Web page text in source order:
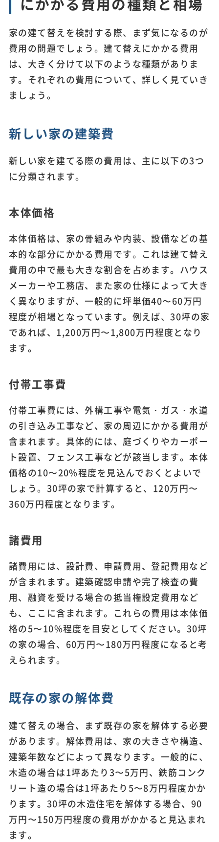
家の建て替えを検討する際、まず気になるのが
費用の問題でしょう。建て替えにかかる費用
は、大きく分けて以下のような種類がありま
す。それぞれの費用について、詳しく見ていき
ましょう。
新しい家の建築費
新しい家を建てる際の費用は、主に以下の3つ
に分類されます。
本体価格
本体価格は、家の骨組みや内装、設備などの基
本的な部分にかかる費用です。これは建て替え
費用の中で最も大きな割合を占めます。ハウス
メーカーや工務店、また家の仕様によって大き
く異なりますが、一般的に坪単価40〜60万円
程度が相場となっています。例えば、30坪の家
であれば、1,200万円〜1,800万円程度となり
ます。
付帯工事費
付帯工事費には、外構工事や電気・ガス・水道
の引き込み工事など、家の周辺にかかる費用が
含まれます。具体的には、庭づくりやカーポー
ト設置、フェンス工事などが該当します。本体
価格の10〜20%程度を見込んでおくとよいで
しょう。30坪の家で計算すると、120万円〜
360万円程度となります。
諸費用
諸費用には、設計費、申請費用、登記費用など
が含まれます。建築確認申請や完了検査の費
用、融資を受ける場合の抵当権設定費用など
も、ここに含まれます。これらの費用は本体価
格の5〜10%程度を目安としてください。30坪
の家の場合、60万円〜180万円程度になると考
えられます。
既存の家の解体費
建て替えの場合、まず既存の家を解体する必要
があります。解体費用は、家の大きさや構造、
建築年数などによって異なります。一般的に、
木造の場合は1坪あたり3〜5万円、鉄筋コンク
リート造の場合は1坪あたり5〜8万円程度かか
ります。30坪の木造住宅を解体する場合、90
万円〜150万円程度の費用がかかると見込まれ
ます。